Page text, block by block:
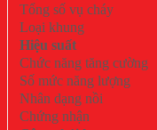
Tổng số vụ cháy
Loại khung
Hiệu suất
Chức năng tăng cường
Số mức năng lượng
Nhân dạng nồi
Chứng nhận